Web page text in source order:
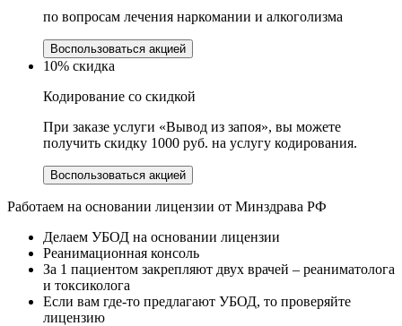
по вопросам лечения наркомании и алкоголизма
Воспользоваться акцией
10% скидка
Кодирование со скидкой
При заказе услуги «Вывод из запоя», вы можете
получить скидку 1000 руб. на услугу кодирования.
Воспользоваться акцией
Работаем на основании лицензии от Минздрава РФ
Делаем УБОД на основании лицензии
Реанимационная консоль
За 1 пациентом закрепляют двух врачей – реаниматолога
и токсиколога
Если вам где-то предлагают УБОД, то проверяйте
лицензию